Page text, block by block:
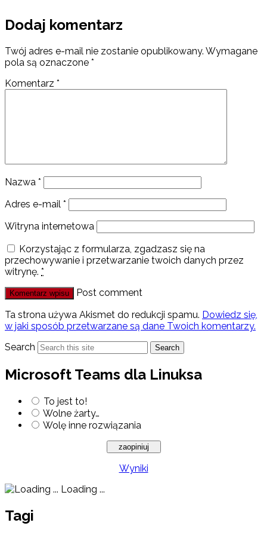
Dodaj komentarz
Twój adres e-mail nie zostanie opublikowany. Wymagane
pola są oznaczone *
Komentarz *
Nazwa *
Adres e-mail *
Witryna internetowa
Korzystając z formularza, zgadzasz się na
przechowywanie i przetwarzanie twoich danych przez
witrynę. *
Post comment
Ta strona używa Akismet do redukcji spamu. Dowiedz się,
w jaki sposób przetwarzane są dane Twoich komentarzy.
Search
Search
Microsoft Teams dla Linuksa
To jest to!
Wolne żarty…
Wolę inne rozwiązania
Wyniki
Loading ...
Tagi